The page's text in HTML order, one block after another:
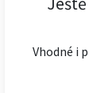
Vhodné i